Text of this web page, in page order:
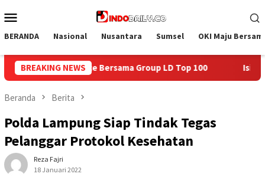
ke
Mobile
BERANDA Nasional Nusantara Sumsel OKI Maju
BREAKING NEWS
LD Top 100 Isi Kemerdekaan dengan Kepedulian,
Beranda Berita
Polda Lampung Siap Tindak Tegas
Pelanggar Protokol Kesehatan
Reza Fajri
18 Januari 2022